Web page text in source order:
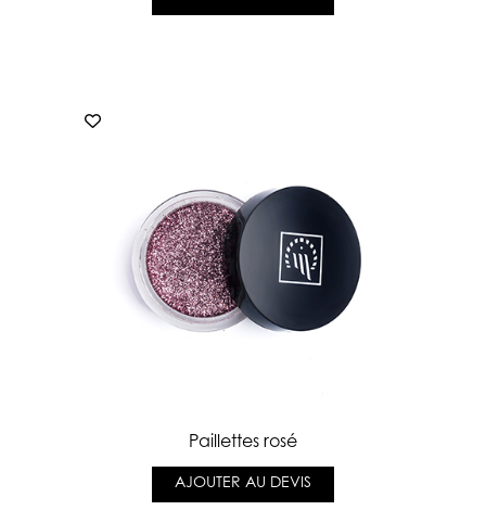
Paillettes rosé
AJOUTER AU DEVIS